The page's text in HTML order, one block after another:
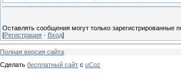
Оставлять сообщения могут только зарегистрированные
[Регистрация · Вход]
Полная версия сайта
Сделать бесплатный сайт с uCoz